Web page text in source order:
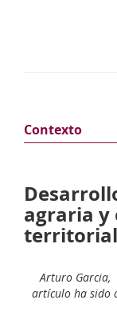
Contexto
agraria y
Arturo Garcia,
artículo ha sido